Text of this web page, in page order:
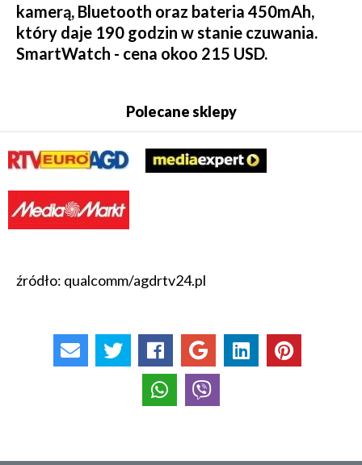
kamerą, Bluetooth oraz bateria 450mAh,
który daje 190 godzin w stanie czuwania.
SmartWatch - cena okoo 215 USD.
Polecane sklepy
źródło: qualcomm/agdrtv24.pl